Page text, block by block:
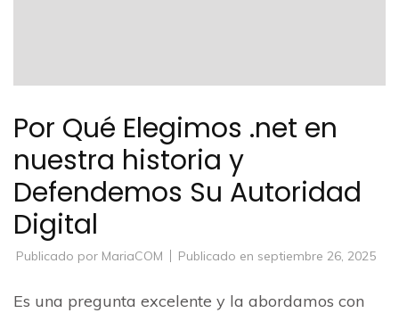
Por Qué Elegimos .net en
nuestra historia y
Defendemos Su Autoridad
Digital
Publicado por MariaCOM Publicado en septiembre 26, 2025
Es una pregunta excelente y la abordamos con